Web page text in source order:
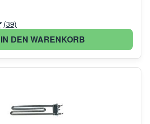
(39)
IN DEN WARENKORB